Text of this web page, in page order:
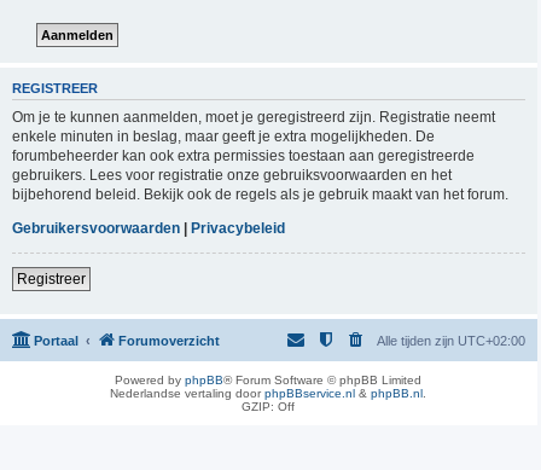
REGISTREER
Om je te kunnen aanmelden, moet je geregistreerd zijn. Registratie neemt
enkele minuten in beslag, maar geeft je extra mogelijkheden. De
forumbeheerder kan ook extra permissies toestaan aan geregistreerde
gebruikers. Lees voor registratie onze gebruiksvoorwaarden en het
bijbehorend beleid. Bekijk ook de regels als je gebruik maakt van het forum.
Gebruikersvoorwaarden | Privacybeleid
Registreer
Portaal Forumoverzicht Alle tijden zijn UTC+02:00
Powered byphpBB® Forum Software © phpBB Limited
Nederlandse vertaling doorphpBBservice.nl &phpBB.nl
GZIP: Off